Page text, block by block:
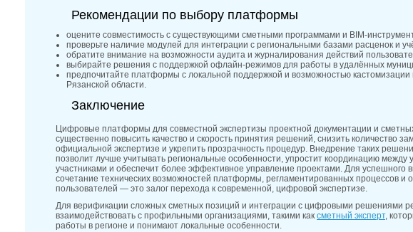
Рекомендации по выбору платформы
оцените совместимость с существующими сметными программами и BIM-
проверьте наличие модулей для интеграции с региональными базами расценок и
обратите внимание на возможности аудита и журналирования действий
выбирайте решения с поддержкой офлайн-режимов для работы в удалённых
предпочитайте платформы с локальной поддержкой и возможностью кастомизации
Рязанской области.
Заключение
Цифровые платформы для совместной экспертизы проектной документации и
существенно повысить качество и скорость принятия решений, снизить количество
официальной экспертизе и укрепить прозрачность процедур. Внедрение таких
позволит лучше учитывать региональные особенности, упростит координацию между
участниками и обеспечит более эффективное управление проектами. Для успешного
сочетание технических возможностей платформы, регламентированных процессов и
пользователей — это залог перехода к современной, цифровой экспертизе.
Для верификации сложных сметных позиций и интеграции с цифровыми решениями
взаимодействовать с профильными организациями, такими каксметный эксперт,
работы в регионе и понимают локальные особенности.